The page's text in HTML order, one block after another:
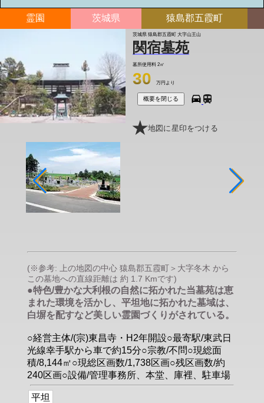
霊園 茨城県 猿島郡五霞町
茨城県 猿島郡五霞町 大字山王山
関宿墓苑
墓所使用料 2㎡
30 万円より
概要を閉じる
地図に星印をつける
(※参考: 上の地図の中心 猿島郡五霞町＞大字冬木 から
この墓地への直線距離は 約 1.7 Kmです)
●特色/豊かな大利根の自然に拓かれた当墓苑は恵
まれた環境を活かし、平坦地に拓かれた墓域は、
白塀を配すなど美しい霊園づくりがされている。
○経営主体/(宗)東昌寺・H2年開設○最寄駅/東武日
光線幸手駅から車で約15分○宗教/不問○現総面
積/8,144㎡○現総区画数/1,738区画○残区画数/約
240区画○設備/管理事務所、本堂、庫裡、駐車場
平坦